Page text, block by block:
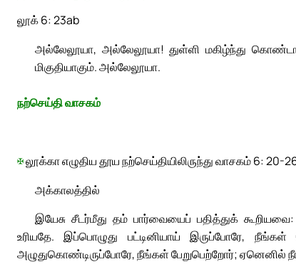
லூக் 6: 23ab
அல்லேலூயா, அல்லேலூயா! துள்ளி மகிழ்ந்து
மிகுதியாகும். அல்லேலூயா.
நற்செய்தி வாசகம்
✠லூக்கா எழுதிய தூய நற்செய்தியிலிருந்து வாசகம் 6: 20-
அக்காலத்தில்
இயேசு சீடர்மீது தம் பார்வையைப் பதித்துக்
உரியதே. இப்பொழுது பட்டினியாய் இருப்போரே,
அழுதுகொண்டிருப்போரே, நீங்கள் பேறுபெற்றோர்; ஏனெனில்